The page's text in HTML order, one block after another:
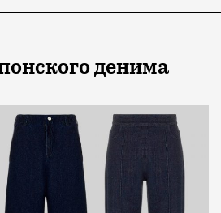
денима